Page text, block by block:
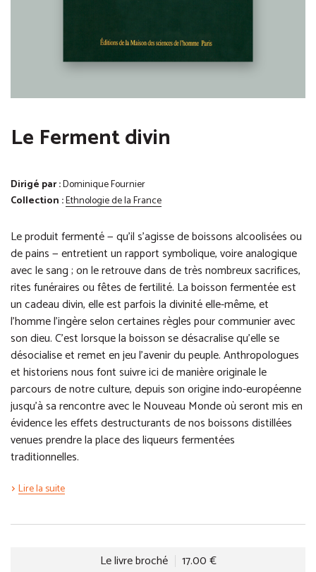
Le Ferment divin
Dirigé par :Dominique Fournier
Collection :Ethnologie de la France
Le produit fermenté — qu’il s’agisse de boissons alcoolisées ou
de pains — entretient un rapport symbolique, voire analogique
avec le sang ; on le retrouve dans de très nombreux sacrifices,
rites funéraires ou fêtes de fertilité. La boisson fermentée est
un cadeau divin, elle est parfois la divinité elle-même, et
l’homme l’ingère selon certaines règles pour communier avec
son dieu. C’est lorsque la boisson se désacralise qu’elle se
désocialise et remet en jeu l’avenir du peuple. Anthropologues
et historiens nous font suivre ici de manière originale le
parcours de notre culture, depuis son origine indo-européenne
jusqu’à sa rencontre avec le Nouveau Monde où seront mis en
évidence les effets destructurants de nos boissons distillées
venues prendre la place des liqueurs fermentées
traditionnelles.
Lire la suite
Le livre broché 17.00 €